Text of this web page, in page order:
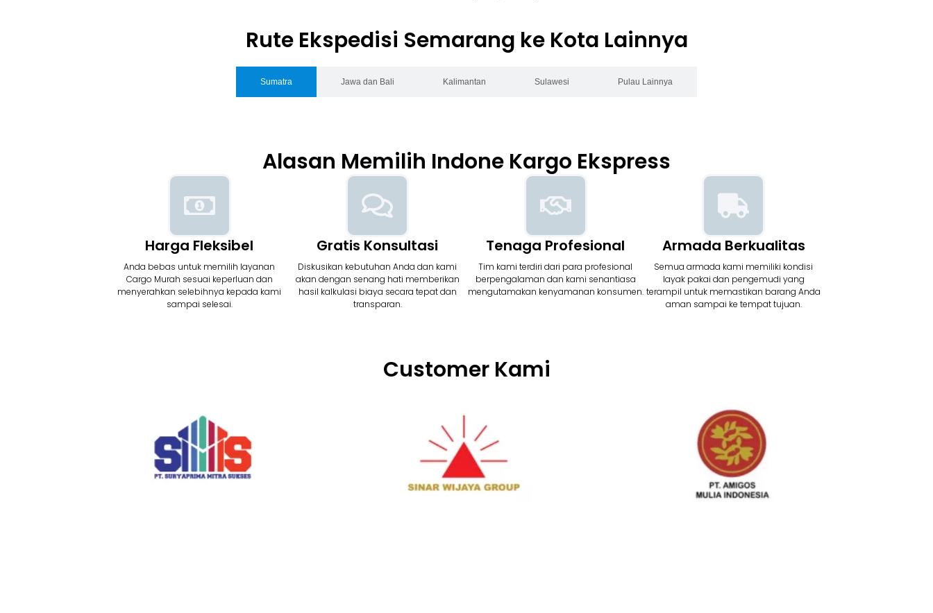
Rute Ekspedisi Semarang ke Kota Lainnya
Sumatra Jawa dan Bali Kalimantan Sulawesi Pulau Lainnya
Alasan Memilih Indone Kargo Ekspress
Harga Fleksibel
Anda bebas untuk memilih layanan
Cargo Murah sesuai keperluan dan
menyerahkan selebihnya kepada kami
sampai selesai.
Gratis Konsultasi
Diskusikan kebutuhan Anda dan kami
akan dengan senang hati memberikan
hasil kalkulasi biaya secara tepat dan
transparan.
Tenaga Profesional
Tim kami terdiri dari para profesional
berpengalaman dan kami senantiasa
mengutamakan kenyamanan konsumen.
Armada Berkualitas
Semua armada kami memiliki kondisi
layak pakai dan pengemudi yang
terampil untuk memastikan barang Anda
aman sampai ke tempat tujuan.
Customer Kami